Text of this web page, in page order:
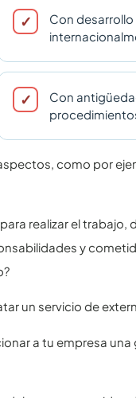
Con
Con
como por
realizar el trabajo,
y
un servicio de
a tu empresa